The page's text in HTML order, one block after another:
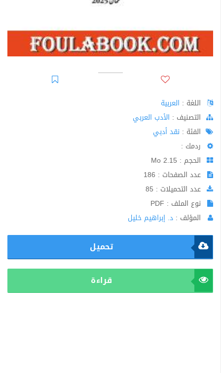
اللغة : العربية
اﻟﺘﺼﻨﻴﻒ : الأدب العربي
الفئة : نقد أدبي
ردمك :
الحجم : 2.15 Mo
عدد الصفحات : 186
عدد التحميلات : 85
نوع الملف : PDF
المؤلف : د. إبراهيم خليل
تحميل
قراءة